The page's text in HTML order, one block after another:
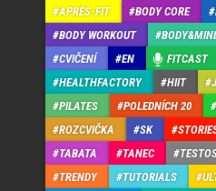
APRÉS-FIT BODY CORE
BODY WORKOUT
CVIČENÍ
EN FITCAST
HEALTHFACTORY
HIIT
PILATES
POLEDNÍCH 20
ROZCVIČKA
SK
TABATA
TANEC
TRENDY
TUTORIALS